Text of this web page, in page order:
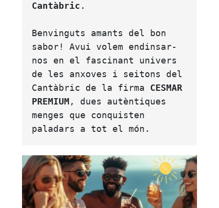
Cantàbric .
Benvinguts amants del bon
sabor! Avui volem endinsar-
nos en el fascinant univers
de les anxoves i seitons del
Cantàbric de la firma CESMAR
PREMIUM , dues autèntiques
menges que conquisten
paladars a tot el món.